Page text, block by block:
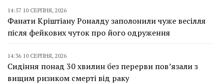
14:57 10 СЕРПНЯ, 2026
Фанати Кріштіану Роналду заполонили чуже весілля
після фейкових чуток про його одруження
14:36 10 СЕРПНЯ, 2026
Сидіння понад 30 хвилин без перерви пов’язали з
вищим ризиком смерті від раку